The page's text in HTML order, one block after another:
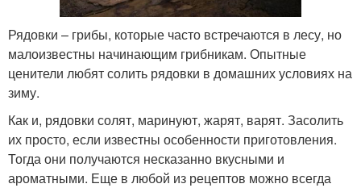
Рядовки – грибы, которые часто встречаются в лесу, но
малоизвестны начинающим грибникам. Опытные
ценители любят солить рядовки в домашних условиях на
зиму.
Как и, рядовки солят, маринуют, жарят, варят. Засолить
их просто, если известны особенности приготовления.
Тогда они получаются несказанно вкусными и
ароматными. Еще в любой из рецептов можно всегда